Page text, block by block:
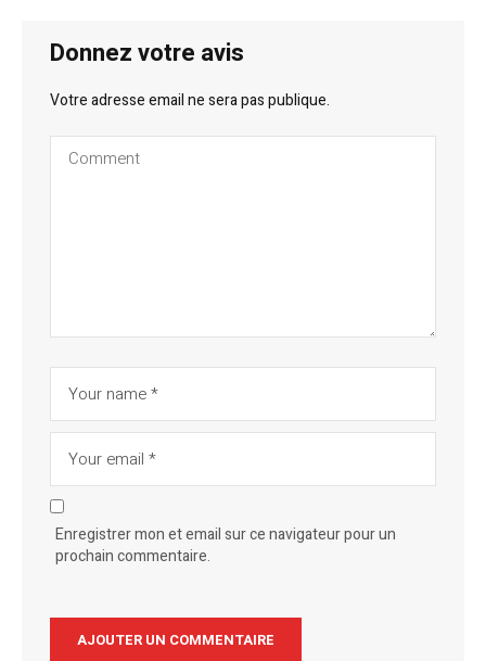
Donnez votre avis
Votre adresse email ne sera pas publique.
Enregistrer mon et email sur ce navigateur pour un
prochain commentaire.